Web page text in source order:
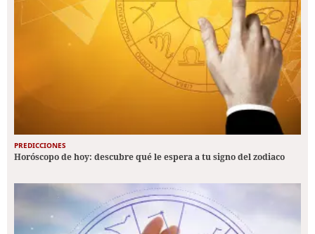
PREDICCIONES
Horóscopo de hoy: descubre qué le espera a tu signo del zodiaco